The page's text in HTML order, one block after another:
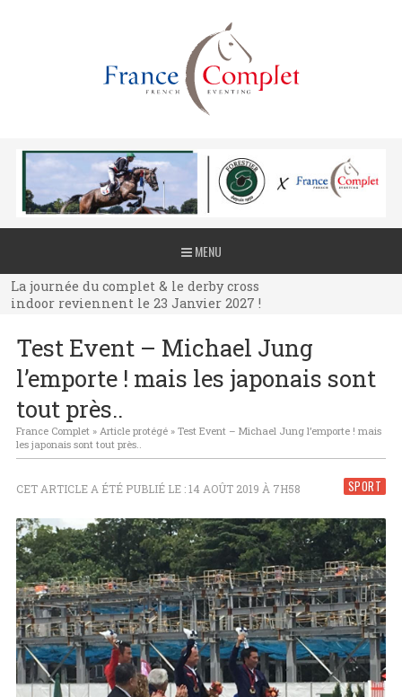
MENU
La journée du complet & le derby cross
indoor reviennent le 23 Janvier 2027 !
La journée du complet & le derby cross
indoor reviennent le 23 Janvier 2027 !
indoor reviennent le 23 Janvier 2027 !
Test Event – Michael Jung
l’emporte ! mais les japonais sont
tout près..
France Complet» Article protégé» Test Event – Michael Jung l’emporte ! mais
les japonais sont tout près..
SPORT
CET ARTICLE A ÉTÉ PUBLIÉ LE : 14 AOÛT 2019 À 7H58